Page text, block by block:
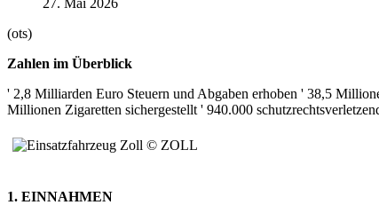
(ots)
Zahlen im Überblick
' 2,8 Milliarden Euro Steuern und Abgaben erhoben ' 38,5
Millionen Zigaretten sichergestellt ' 940.000
1. EINNAHMEN